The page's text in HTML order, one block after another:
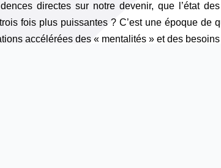
directes sur notre devenir, que l’état
fois plus puissantes ? C’est une époque de
accélérées des « mentalités » et des